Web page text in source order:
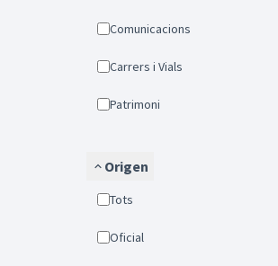
Comunicacions
Carrers i Vials
Patrimoni
Origen
Tots
Oficial